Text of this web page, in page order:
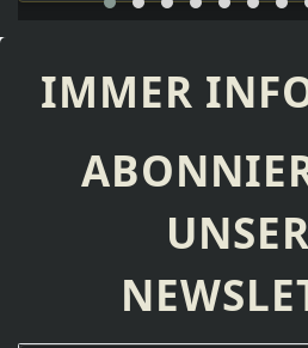
IMMER